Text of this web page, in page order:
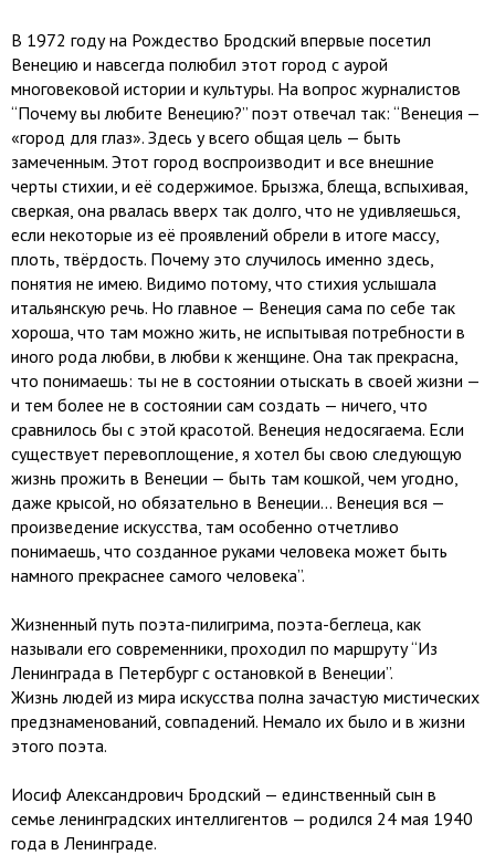
В 1972 году на Рождество Бродский впервые посетил
Венецию и навсегда полюбил этот город с аурой
многовековой истории и культуры. На вопрос журналистов
“Почему вы любите Венецию?” поэт отвечал так: “Венеция —
«город для глаз». Здесь у всего общая цель — быть
замеченным. Этот город воспроизводит и все внешние
черты стихии, и её содержимое. Брызжа, блеща, вспыхивая,
сверкая, она рвалась вверх так долго, что не удивляешься,
если некоторые из её проявлений обрели в итоге массу,
плоть, твёрдость. Почему это случилось именно здесь,
понятия не имею. Видимо потому, что стихия услышала
итальянскую речь. Но главное — Венеция сама по себе так
хороша, что там можно жить, не испытывая потребности в
иного рода любви, в любви к женщине. Она так прекрасна,
что понимаешь: ты не в состоянии отыскать в своей жизни —
и тем более не в состоянии сам создать — ничего, что
сравнилось бы с этой красотой. Венеция недосягаема. Если
существует перевоплощение, я хотел бы свою следующую
жизнь прожить в Венеции — быть там кошкой, чем угодно,
даже крысой, но обязательно в Венеции... Венеция вся —
произведение искусства, там особенно отчетливо
понимаешь, что созданное руками человека может быть
намного прекраснее самого человека”.
Жизненный путь поэта-пилигрима, поэта-беглеца, как
называли его современники, проходил по маршруту “Из
Ленинграда в Петербург с остановкой в Венеции”.
Жизнь людей из мира искусства полна зачастую мистических
предзнаменований, совпадений. Немало их было и в жизни
этого поэта.
Иосиф Александрович Бродский — единственный сын в
семье ленинградских интеллигентов — родился 24 мая 1940
года в Ленинграде.